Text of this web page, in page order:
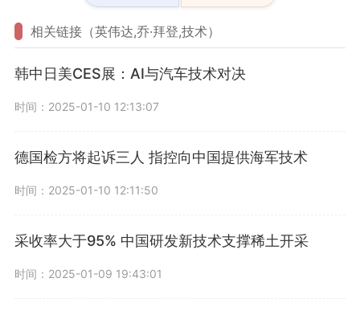
相关链接（英伟达,乔·拜登,技术）
韩中日美CES展：AI与汽车技术对决
时间：2025-01-10 12:13:07
德国检方将起诉三人 指控向中国提供海军技术
时间：2025-01-10 12:11:50
采收率大于95% 中国研发新技术支撑稀土开采
时间：2025-01-09 19:43:01